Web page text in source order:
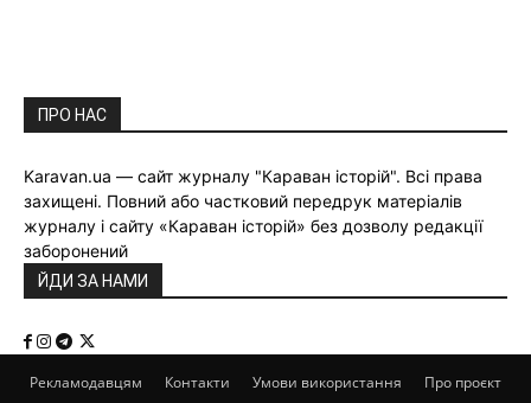
ПРО НАС
Karavan.ua — сайт журналу "Караван історій". Всі права
захищені. Повний або частковий передрук матеріалів
журналу і сайту «Караван історій» без дозволу редакції
заборонений
ЙДИ ЗА НАМИ
Рекламодавцям Контакти Умови використання Про проєкт